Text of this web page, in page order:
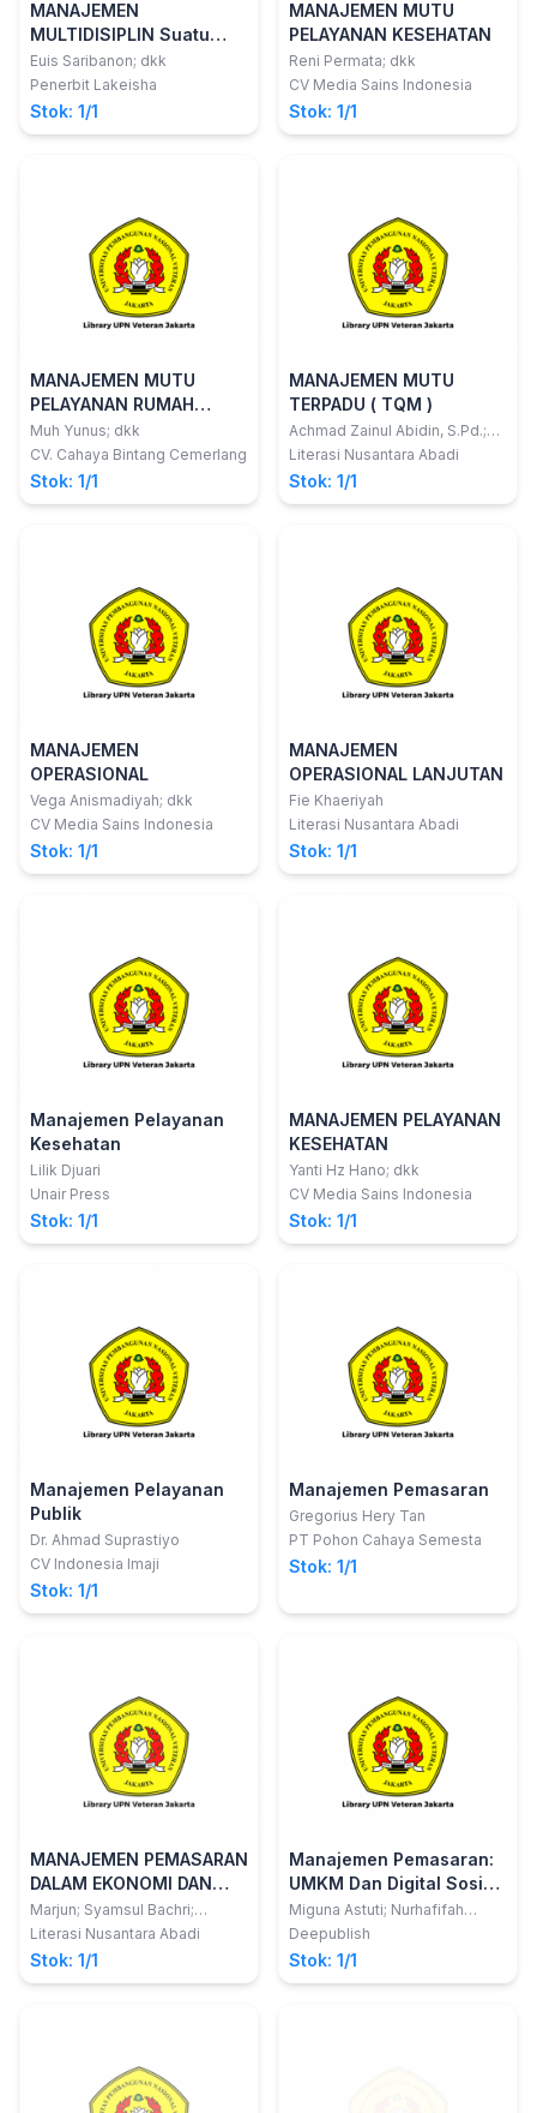
MANAJEMEN
MULTIDISIPLIN Suatu
Pengantar Komprehensif
Euis Saribanon; dkk
Penerbit Lakeisha
Stok: 1/1
MANAJEMEN MUTU
PELAYANAN KESEHATAN
Reni Permata; dkk
CV Media Sains Indonesia
Stok: 1/1
MANAJEMEN MUTU
PELAYANAN RUMAH
SAKIT
Muh Yunus; dkk
CV. Cahaya Bintang Cemerlang
Stok: 1/1
MANAJEMEN MUTU
TERPADU ( TQM )
Achmad Zainul Abidin, S.Pd.;
dkk
Literasi Nusantara Abadi
Stok: 1/1
MANAJEMEN
OPERASIONAL
Vega Anismadiyah; dkk
CV Media Sains Indonesia
Stok: 1/1
MANAJEMEN
OPERASIONAL LANJUTAN
Fie Khaeriyah
Literasi Nusantara Abadi
Stok: 1/1
Manajemen Pelayanan
Kesehatan
Lilik Djuari
Unair Press
Stok: 1/1
MANAJEMEN PELAYANAN
KESEHATAN
Yanti Hz Hano; dkk
CV Media Sains Indonesia
Stok: 1/1
Manajemen Pelayanan
Publik
Dr. Ahmad Suprastiyo
CV Indonesia Imaji
Stok: 1/1
Manajemen Pemasaran
Gregorius Hery Tan
PT Pohon Cahaya Semesta
Stok: 1/1
MANAJEMEN PEMASARAN
DALAM EKONOMI DAN
BISNIS
Marjun; Syamsul Bachri;
Maskuri Sutomo
Literasi Nusantara Abadi
Stok: 1/1
Manajemen Pemasaran:
UMKM Dan Digital Sosial
Media
Miguna Astuti; Nurhafifah
Matondang
Deepublish
Stok: 1/1